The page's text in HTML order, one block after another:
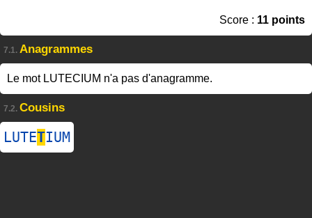
Score : 11 points
7.1. Anagrammes
Le mot LUTECIUM n'a pas d'anagramme.
7.2. Cousins
LUTETIUM